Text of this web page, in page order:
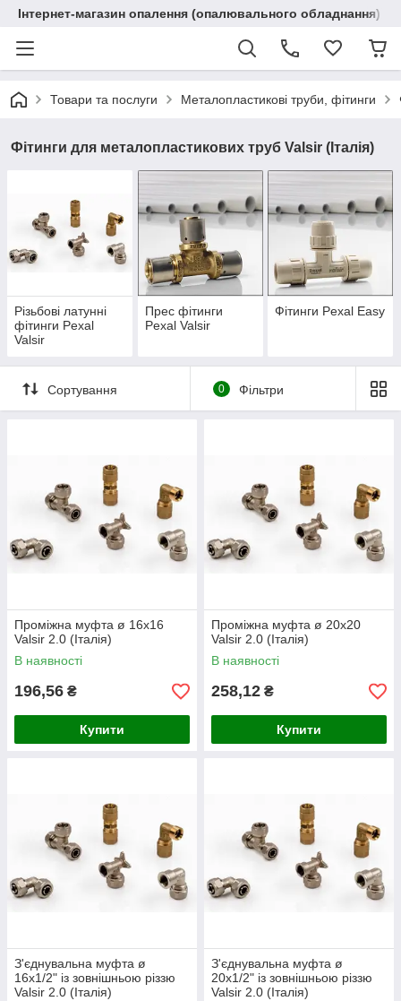
Інтернет-магазин опалення (опалювального обладнання)
Товари та послуги Металопластикові труби, фітинги
Фітинги для металопластикових труб Valsir (Італія)
Різьбові латунні
фітинги Pexal
Valsir
Прес фітинги
Pexal Valsir
Фітинги Pexal Easy
Сортування 0 Фільтри
Проміжна муфта ø 16х16
Valsir 2.0 (Італія)
В наявності
196,56 ₴
Купити
Проміжна муфта ø 20х20
Valsir 2.0 (Італія)
В наявності
258,12 ₴
Купити
З'єднувальна муфта ø
16х1/2" із зовнішньою різзю
Valsir 2.0 (Італія)
З'єднувальна муфта ø
20х1/2" із зовнішньою різзю
Valsir 2.0 (Італія)